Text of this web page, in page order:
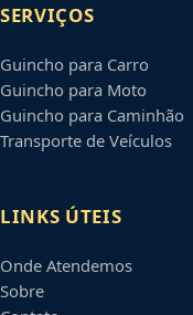
SERVIÇOS
Guincho para Carro
Guincho para Moto
Guincho para Caminhão
Transporte de Veículos
LINKS ÚTEIS
Onde Atendemos
Sobre